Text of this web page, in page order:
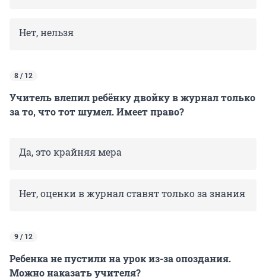
Нет, нельзя
8 / 12
Учитель влепил ребёнку двойку в журнал только
за то, что тот шумел. Имеет право?
Да, это крайняя мера
Нет, оценки в журнал ставят только за знания
9 / 12
Ребенка не пустили на урок из-за опоздания.
Можно наказать учителя?